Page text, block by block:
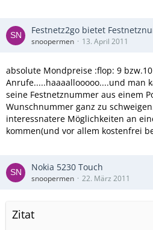
Festnetz2go bietet
snoopermen 13. April 2011
absolute Mondpreise :flop: 9
Anrufe.....haaaallooooo....und man
seine Festnetznummer aus einem
Wunschnummer ganz zu
interessnatere Möglichkeiten an
kommen(und vor allem kostenfrei
Nokia 5230 Touch
snoopermen 22. März 2011
Zitat